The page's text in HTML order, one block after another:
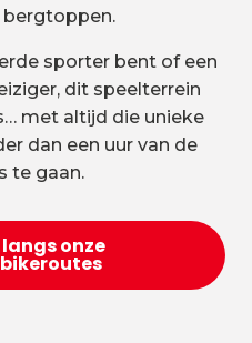
bergtoppen.
sporter bent of een
dit speelterrein
met altijd die unieke
dan een uur van de
te gaan.
onze